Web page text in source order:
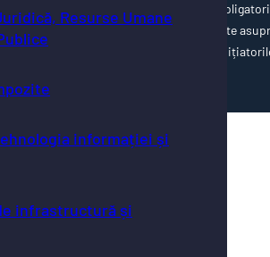
Resurse Umane
informației și
infrastructură și
pagini web nu reprezintă în mod
Europene. Întreaga responsabilitate
informațiilor prezentate revine